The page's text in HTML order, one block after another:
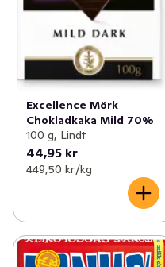
Excellence Mörk
Chokladkaka Mild 70%
100 g, Lindt
44,95 kr
449,50 kr /kg